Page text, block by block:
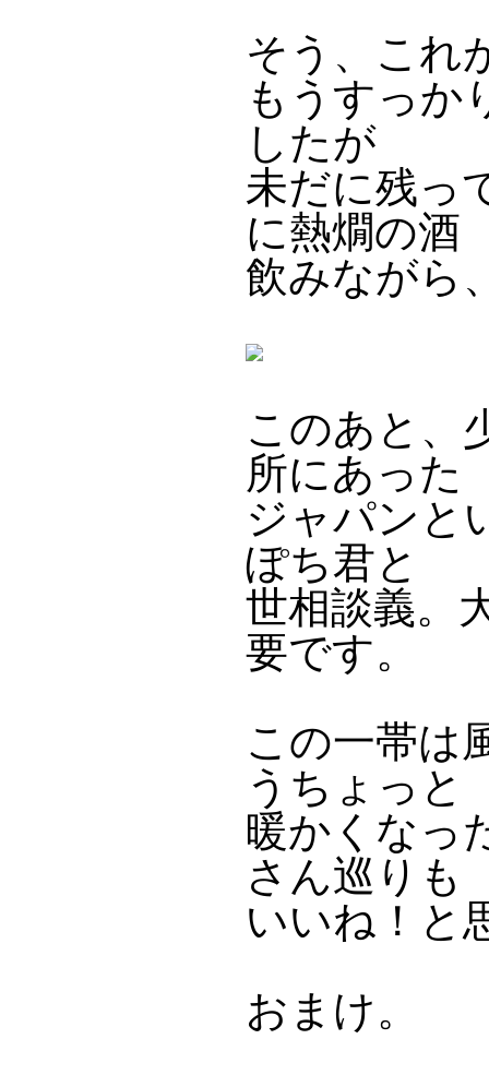
そう、これ
もうすっか
したが
未だに残っ
に熱燗の酒
飲みながら
このあと、
所にあった
ジャパンと
ぽち君と
世相談義。
要です。
この一帯は
うちょっと
暖かくなっ
さん巡りも
いいね！と
おまけ。